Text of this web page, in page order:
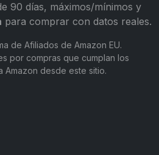
90 días, máximos/mínimos y
para comprar con datos reales.
de Afiliados de Amazon EU.
por compras que cumplan los
Amazon desde este sitio.